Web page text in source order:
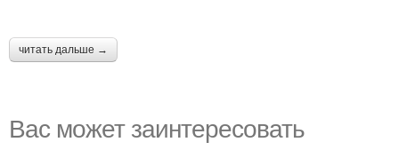
читать дальше →
Вас может заинтересовать